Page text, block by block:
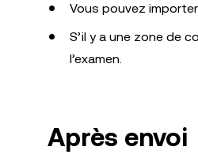
Vous pouvez
S’il y a une zone de
l’examen.
Après envoi